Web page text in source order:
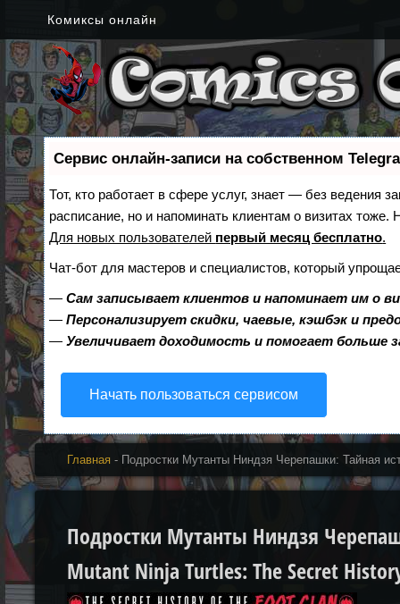
Комиксы онлайн
Сервис онлайн-записи на собственном
Тот, кто работает в сфере услуг, знает — без ведения
расписание, но и напоминать клиентам о визитах
Для новых пользователей первый месяц бесплатно.
Чат-бот для мастеров и специалистов, который
—Сам записывает клиентов и напоминает им о
—Персонализирует скидки, чаевые, кэшбэк и
—Увеличивает доходимость и помогает больше
Начать пользоваться сервисом
Главная - Подростки Мутанты Ниндзя Черепашки: Тайная
Подростки Мутанты Ниндзя
Mutant Ninja Turtles: The Secret